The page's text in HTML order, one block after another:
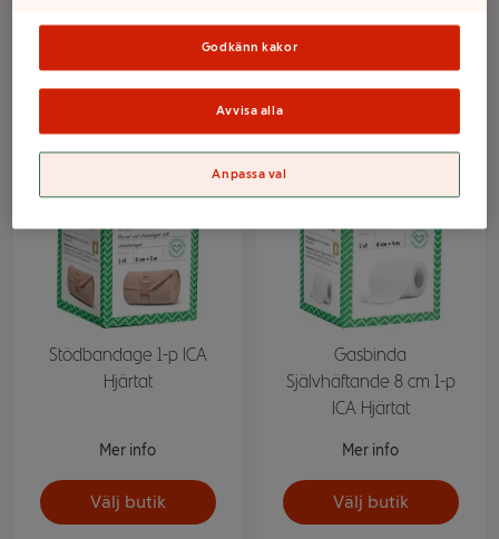
Stödbandage 1-p ICA
Hjärtat
Mer info
Välj butik
Gasbinda
Självhäftande 8 cm 1-p
ICA Hjärtat
Mer info
Välj butik
Godkänn kakor
Avvisa alla
Anpassa val